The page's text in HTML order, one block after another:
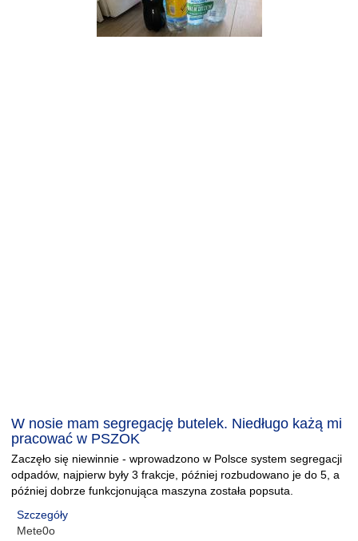
W nosie mam segregację butelek. Niedługo każą mi
pracować w PSZOK
Zaczęło się niewinnie - wprowadzono w Polsce system segregacji
odpadów, najpierw były 3 frakcje, później rozbudowano je do 5, a
później dobrze funkcjonująca maszyna została popsuta.
Szczegóły
Mete0o